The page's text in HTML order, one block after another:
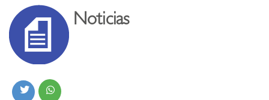
Noticias